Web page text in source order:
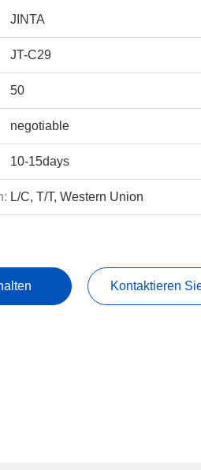
JINTA
JT-C29
50
negotiable
10-15days
L/C, T/T, Western Union
Kontaktieren